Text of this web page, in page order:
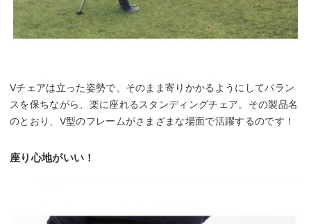
Vチェアは立った姿勢で、そのまま寄りかかるようにしてバラン
スを保ちながら、楽に座れるスタンディングチェア。その製品名
のとおり、V型のフレームがさまざまな場面で活躍するのです！
座り心地がいい！